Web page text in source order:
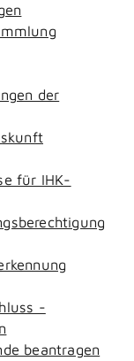
der
für IHK-
-
beantragen